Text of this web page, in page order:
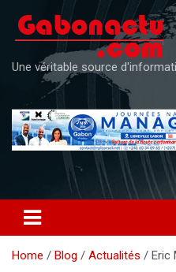
content
Une véritable source
Home Blog Actualités Eric